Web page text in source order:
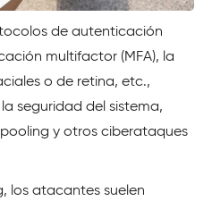
de autenticación
multifactor (MFA), la
o de retina, etc.,
seguridad del sistema,
y otros ciberataques
los atacantes suelen